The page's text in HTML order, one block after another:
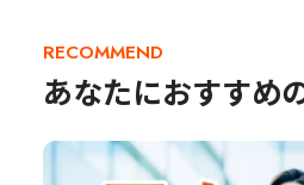
RECOMMEND
あなたにおすすめ